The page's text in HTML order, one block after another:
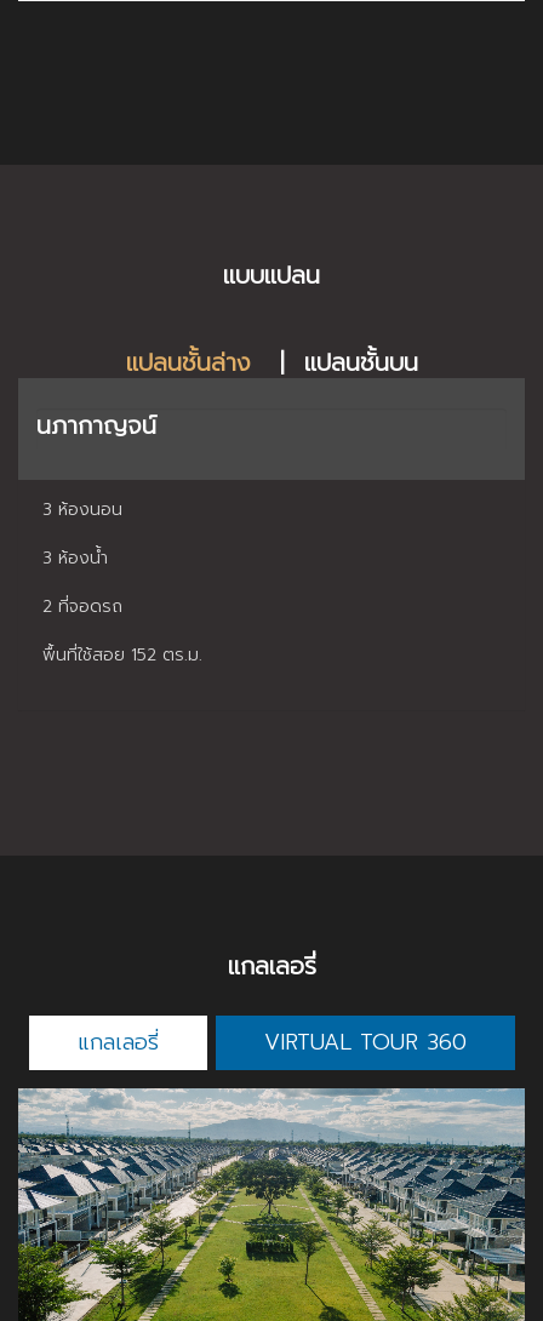
แบบแปลน
แปลนชั้นล่าง | แปลนชั้นบน
นภากาญจน์
3 ห้องนอน
3 ห้องน้ำ
2 ที่จอดรถ
พื้นที่ใช้สอย 152 ตร.ม.
แกลเลอรี่
แกลเลอรี่ VIRTUAL TOUR 360